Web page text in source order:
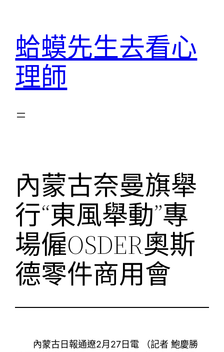
蛤蟆先生去看心
理師
內蒙古奈曼旗舉
行“東風舉動”專
場僱OSDER奧斯
德零件商用會
內蒙古日報通遼2月27日電 （記者 鮑慶勝